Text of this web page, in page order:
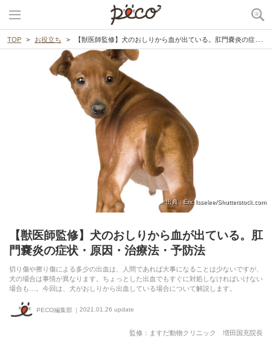
TOP お役立ち 【獣医師監修】犬のおしりから血が出ている。肛門嚢炎の症状・原因・治療法・予防法
出典 : Eric Isselee/Shutterstock.com
【獣医師監修】犬のおしりから血が出ている。肛
門嚢炎の症状・原因・治療法・予防法
切り傷や擦り傷による多少の出血は、人間であれば大事になることは少ないですが、
犬の場合は事情が異なります。ちょっとした出血でもすぐに対処しなければいけない
場合も…。今回は、犬がおしりから出血している場合について解説します。
PECO編集部 2021.01.26 update
監修：ますだ動物クリニック 増田国充院長